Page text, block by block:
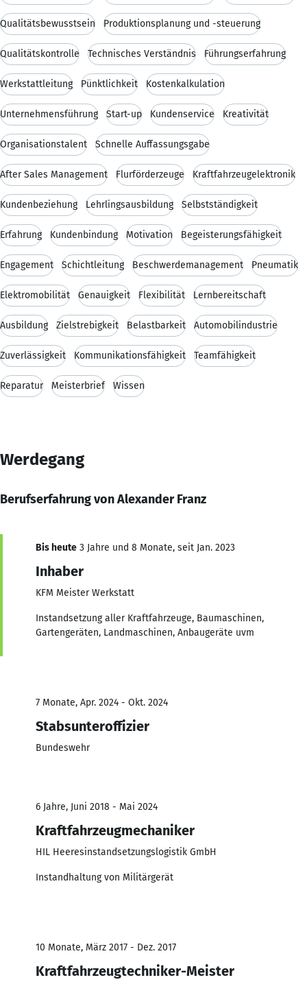
Qualitätsbewusstsein Produktionsplanung und -steuerung
Qualitätskontrolle Technisches Verständnis Führungserfahrung
Werkstattleitung Pünktlichkeit Kostenkalkulation
Unternehmensführung Start-up Kundenservice Kreativität
Organisationstalent Schnelle Auffassungsgabe
After Sales Management Flurförderzeuge Kraftfahrzeugelektronik
Kundenbeziehung Lehrlingsausbildung Selbstständigkeit
Erfahrung Kundenbindung Motivation Begeisterungsfähigkeit
Engagement Schichtleitung Beschwerdemanagement Pneumatik
Elektromobilität Genauigkeit Flexibilität Lernbereitschaft
Ausbildung Zielstrebigkeit Belastbarkeit Automobilindustrie
Zuverlässigkeit Kommunikationsfähigkeit Teamfähigkeit
Reparatur Meisterbrief Wissen
Werdegang
Berufserfahrung von Alexander Franz
Bis heute 3 Jahre und 8 Monate, seit Jan. 2023
Inhaber
KFM Meister Werkstatt
Instandsetzung aller Kraftfahrzeuge, Baumaschinen,
Gartengeräten, Landmaschinen, Anbaugeräte uvm
7 Monate, Apr. 2024 - Okt. 2024
Stabsunteroffizier
Bundeswehr
6 Jahre, Juni 2018 - Mai 2024
Kraftfahrzeugmechaniker
HIL Heeresinstandsetzungslogistik GmbH
Instandhaltung von Militärgerät
10 Monate, März 2017 - Dez. 2017
Kraftfahrzeugtechniker-Meister